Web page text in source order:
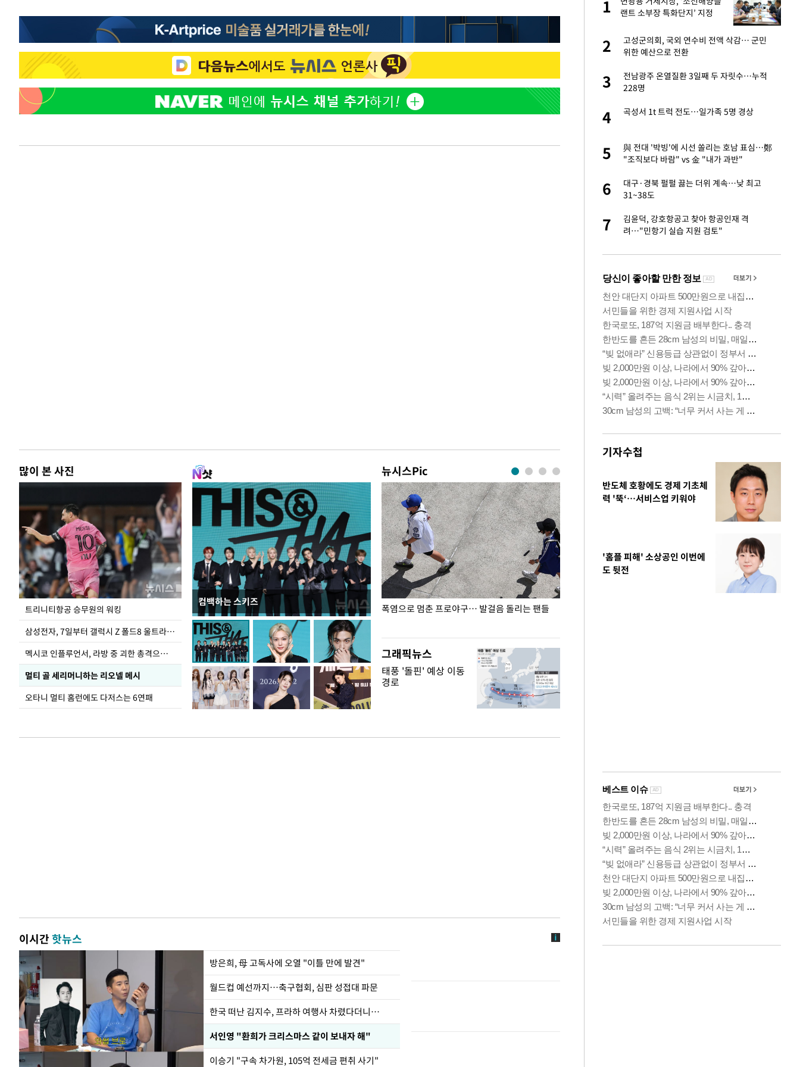
많이 본 사진
트리니티항공 승무원의 워킹
삼성전자, 7일부터 갤럭시 Z 폴드8 울트라·폴드8·플립8 출시
멕시코 인플루언서, 라방 중 괴한 총격으로 사망
멀티 골 세리머니하는 리오넬 메시
오타니 멀티 홈런에도 다저스는 6연패
컴백하는 스키즈
뉴시스Pic
입추 하루 앞둔 전남광주… 열화상 카메라에 담긴
폭염
폭염으로 멈춘 프로야구… 발걸음 돌리는 팬들
그래픽뉴스
태풍 '돌핀' 예상 이동
경로
이시간핫뉴스
방은희, 母 고독사에 오열 "이틀 만에 발견"
월드컵 예선까지…축구협회, 심판 성접대 파문
한국 떠난 김지수, 프라하 여행사 차렸다더니…
서인영 "환희가 크리스마스 같이 보내자 해"
이승기 "구속 차가원, 105억 전세금 편취 사기"
2
축구협회, 15년 전 심판 성 접대 파문에 "현
재는 내부 지침 준수"
3
김지수, '여행사 대표' 변신 근황 "가볼 만하
니…"
4
축구협회 '성접대' 감사보고서 나왔다…월드
5
[속보] 뉴욕증시, 혼조 출발…나스닥
1
랜트 소부장 특화단지’ 지정
2
고성군의회, 국외 연수비 전액 삭감… 군민
위한 예산으로 전환
3
전남광주 온열질환 3일째 두 자릿수…누적
228명
4 곡성서 1t 트럭 전도…일가족 5명 경상
5
與 전대 '박빙'에 시선 쏠리는 호남 표심…鄭
"조직보다 바람" vs 金 "내가 과반"
6
대구·경북 펄펄 끓는 더위 계속…낮 최고
31~38도
7
김윤덕, 강호항공고 찾아 항공인재 격
려…"민항기 실습 지원 검토"
기자수첩
반도체 호황에도 경제 기초체
력 '뚝‘…서비스업 키워야
'홈플 피해' 소상공인 이번에
도 뒷전